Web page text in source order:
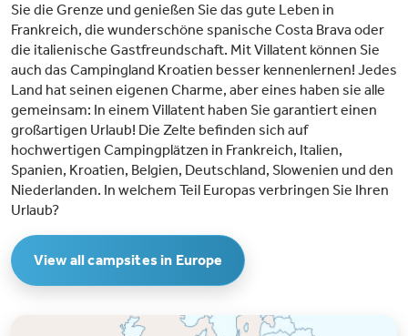
Sie die Grenze und genießen Sie das gute Leben in
Frankreich, die wunderschöne spanische Costa Brava oder
die italienische Gastfreundschaft. Mit Villatent können Sie
auch das Campingland Kroatien besser kennenlernen! Jedes
Land hat seinen eigenen Charme, aber eines haben sie alle
gemeinsam: In einem Villatent haben Sie garantiert einen
großartigen Urlaub! Die Zelte befinden sich auf
hochwertigen Campingplätzen in Frankreich, Italien,
Spanien, Kroatien, Belgien, Deutschland, Slowenien und den
Niederlanden. In welchem Teil Europas verbringen Sie Ihren
Urlaub?
View all campsites in Europe